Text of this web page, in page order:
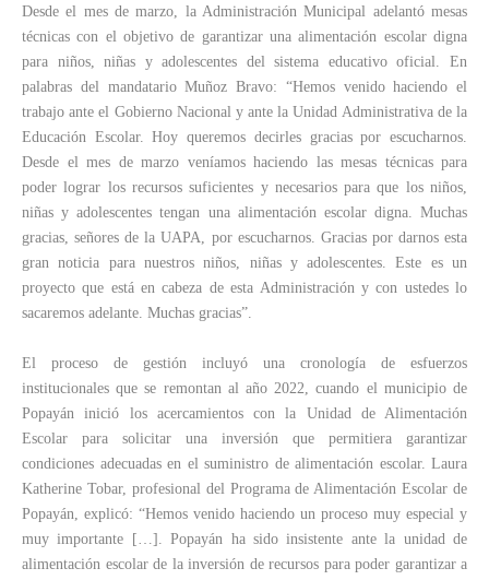
Desde el mes de marzo, la Administración Municipal adelantó mesas
técnicas con el objetivo de garantizar una alimentación escolar digna
para niños, niñas y adolescentes del sistema educativo oficial. En
palabras del mandatario Muñoz Bravo: “Hemos venido haciendo el
trabajo ante el Gobierno Nacional y ante la Unidad Administrativa de la
Educación Escolar. Hoy queremos decirles gracias por escucharnos.
Desde el mes de marzo veníamos haciendo las mesas técnicas para
poder lograr los recursos suficientes y necesarios para que los niños,
niñas y adolescentes tengan una alimentación escolar digna. Muchas
gracias, señores de la UAPA, por escucharnos. Gracias por darnos esta
gran noticia para nuestros niños, niñas y adolescentes. Este es un
proyecto que está en cabeza de esta Administración y con ustedes lo
sacaremos adelante. Muchas gracias”.
El proceso de gestión incluyó una cronología de esfuerzos
institucionales que se remontan al año 2022, cuando el municipio de
Popayán inició los acercamientos con la Unidad de Alimentación
Escolar para solicitar una inversión que permitiera garantizar
condiciones adecuadas en el suministro de alimentación escolar. Laura
Katherine Tobar, profesional del Programa de Alimentación Escolar de
Popayán, explicó: “Hemos venido haciendo un proceso muy especial y
muy importante […]. Popayán ha sido insistente ante la unidad de
alimentación escolar de la inversión de recursos para poder garantizar a